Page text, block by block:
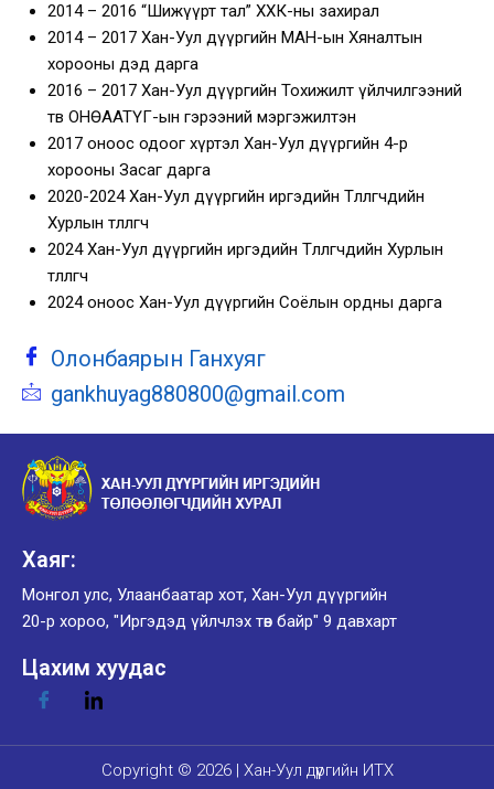
2014 – 2016 “Шижүүрт тал” ХХК-ны захирал
2014 – 2017 Хан-Уул дүүргийн МАН-ын Хяналтын
хорооны дэд дарга
2016 – 2017 Хан-Уул дүүргийн Тохижилт үйлчилгээний
төв ОНӨААТҮГ-ын гэрээний мэргэжилтэн
2017 оноос одоог хүртэл Хан-Уул дүүргийн 4-р
хорооны Засаг дарга
2020-2024 Хан-Уул дүүргийн иргэдийн Төлөөлөгчдийн
Хурлын төлөөлөгч
2024 Хан-Уул дүүргийн иргэдийн Төлөөлөгчдийн Хурлын
төлөөлөгч
2024 оноос Хан-Уул дүүргийн Соёлын ордны дарга
Олонбаярын Ганхуяг
gankhuyag880800@gmail.com
Хаяг:
Монгол улс, Улаанбаатар хот, Хан-Уул дүүргийн
20-р хороо, "Иргэдэд үйлчлэх төв байр" 9 давхарт
Цахим хуудас
Copyright © 2026 | Хан-Уул дүүргийн ИТХ